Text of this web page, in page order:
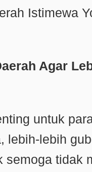
Istimewa
Agar
untuk
lebih-lebih
semoga tidak